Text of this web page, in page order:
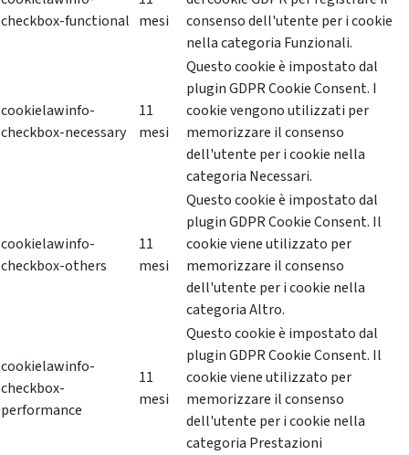
checkbox-functional mesi
consenso dell'utente per i cookie
nella categoria Funzionali.
cookielawinfo-
checkbox-necessary
11
mesi
Questo cookie è impostato dal
plugin GDPR Cookie Consent. I
cookie vengono utilizzati per
memorizzare il consenso
dell'utente per i cookie nella
categoria Necessari.
cookielawinfo-
checkbox-others
11
mesi
Questo cookie è impostato dal
plugin GDPR Cookie Consent. Il
cookie viene utilizzato per
memorizzare il consenso
dell'utente per i cookie nella
categoria Altro.
cookielawinfo-
checkbox-
performance
11
mesi
Questo cookie è impostato dal
plugin GDPR Cookie Consent. Il
cookie viene utilizzato per
memorizzare il consenso
dell'utente per i cookie nella
categoria Prestazioni